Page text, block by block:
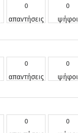
0
απαντήσεις
0
ψήφοι
0
απαντήσεις
0
ψήφοι
0 0